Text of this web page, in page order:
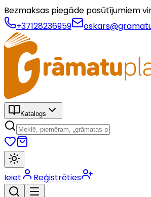
Bezmaksas piegāde pasūtījumiem
+37128236959
Katalogs
Ieiet Reģistrēties